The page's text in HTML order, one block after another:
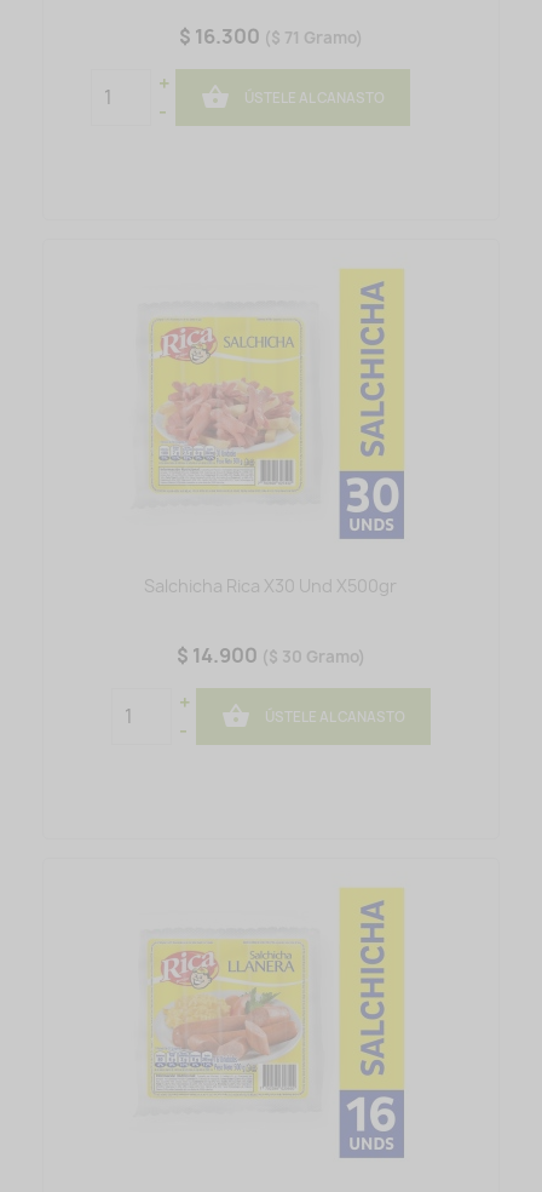
$ 16.300 ($ 71 Gramo)
+
-
 ÚSTELE AL CANASTO
Salchicha Rica X30 Und X500gr
$ 14.900 ($ 30 Gramo)
+
-
 ÚSTELE AL CANASTO